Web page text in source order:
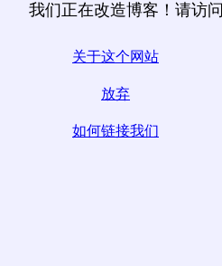
我们正在改造博客！请访问
关于这个网站
放弃
如何链接我们